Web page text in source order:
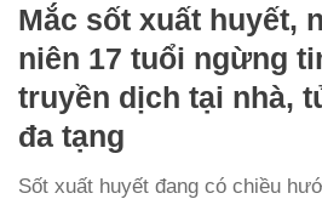
Mắc sốt xuất huyết,
niên 17 tuổi ngừng
truyền dịch tại nhà,
đa tạng
Sốt xuất huyết đang có chiều